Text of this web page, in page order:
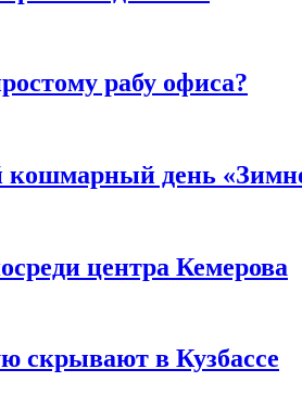
рабу офиса?
кошмарный день
центра Кемерова
скрывают в Кузбассе